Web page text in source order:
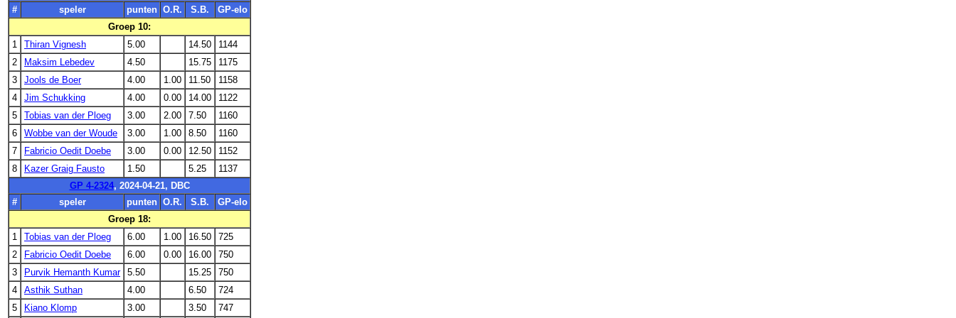
#
speler punten O.R. S.B.
GP-elo
Groep 10:
1
Thiran Vignesh 5.00 14.50
1144
2
Maksim Lebedev 4.50 15.75
1175
3
Jools de Boer 4.00 1.00 11.50
1158
4
Jim Schukking 4.00 0.00 14.00
1122
5
Tobias van der Ploeg 3.00 2.00 7.50
1160
6
Wobbe van der Woude 3.00 1.00 8.50
1160
7
Fabricio Oedit Doebe 3.00 0.00 12.50
1152
8
Kazer Graig Fausto 1.50 5.25
1137
GP 4-2324, 2024-04-21, DBC
#
speler punten O.R. S.B.
GP-elo
Groep 18:
1
Tobias van der Ploeg 6.00 1.00 16.50
725
2
Fabricio Oedit Doebe 6.00 0.00 16.00
750
3
Purvik Hemanth Kumar 5.50 15.25
750
4
Asthik Suthan 4.00 6.50
724
5
Kiano Klomp 3.00 3.50 747